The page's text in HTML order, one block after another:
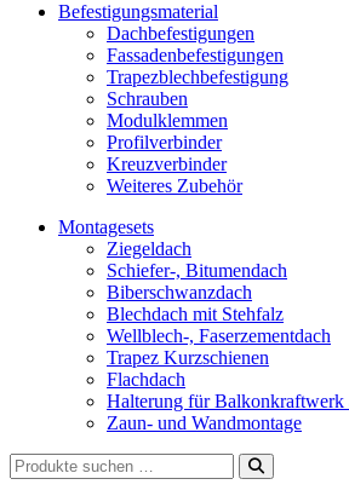
Befestigungsmaterial
Dachbefestigungen
Fassadenbefestigungen
Trapezblechbefestigung
Schrauben
Modulklemmen
Profilverbinder
Kreuzverbinder
Weiteres Zubehör
Montagesets
Ziegeldach
Schiefer-, Bitumendach
Biberschwanzdach
Blechdach mit Stehfalz
Wellblech-, Faserzementdach
Trapez Kurzschienen
Flachdach
Halterung für Balkonkraftwerk
Zaun- und Wandmontage
Suchen
nach: